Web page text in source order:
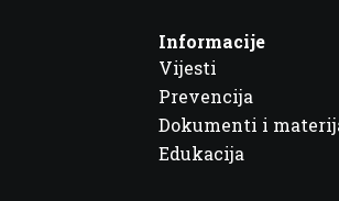
Informacije
Vijesti
Prevencija
Dokumenti i
Edukacija